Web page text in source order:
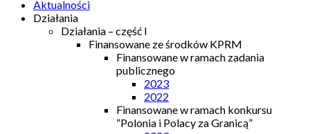
Aktualności
Działania
Działania – część I
Finansowane ze środków KPRM
Finansowane w ramach zadania
publicznego
2023
2022
Finansowane w ramach konkursu
“Polonia i Polacy za Granicą”